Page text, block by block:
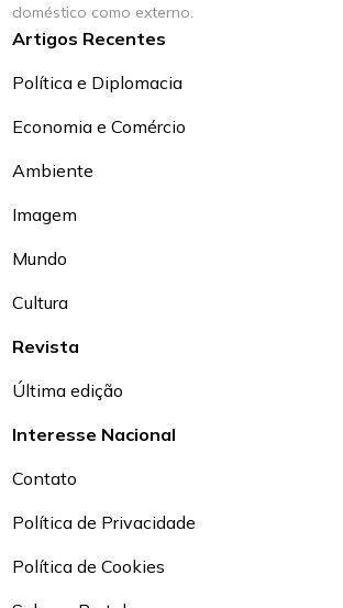
doméstico como externo.
Artigos Recentes
Política e Diplomacia
Economia e Comércio
Ambiente
Imagem
Mundo
Cultura
Revista
Última edição
Interesse Nacional
Contato
Política de Privacidade
Política de Cookies